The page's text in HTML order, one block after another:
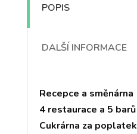
POPIS
DALŠÍ INFORMACE
Recepce a směnárna
4 restaurace a 5 barů
Cukrárna za poplatek